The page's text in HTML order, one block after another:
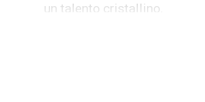
un talento cristallino.